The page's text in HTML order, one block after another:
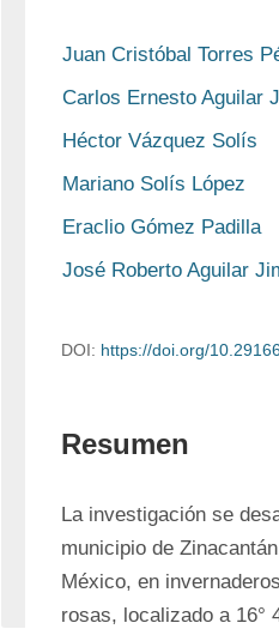
Juan Cristóbal Torres
Carlos Ernesto Aguilar
Héctor Vázquez Solís
Mariano Solís López
Eraclio Gómez Padilla
José Roberto Aguilar
DOI: https://doi.org/
Resumen
La investigación se
municipio de
México, en
rosas, localizado a 16°